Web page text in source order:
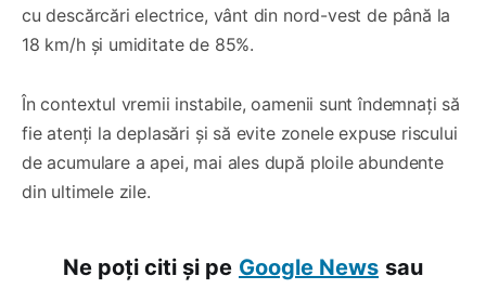
cu descărcări electrice, vânt din nord-vest de până la
18 km/h și umiditate de 85%.
În contextul vremii instabile, oamenii sunt îndemnați să
fie atenți la deplasări și să evite zonele expuse riscului
de acumulare a apei, mai ales după ploile abundente
din ultimele zile.
Ne poți citi și pe Google News sau